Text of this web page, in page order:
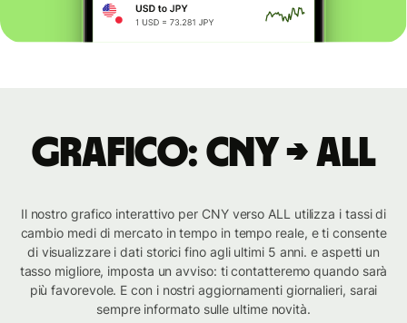
Grafico: CNY → ALL
Il nostro grafico interattivo per CNY verso ALL utilizza i tassi di
cambio medi di mercato in tempo in tempo reale, e ti consente
di visualizzare i dati storici fino agli ultimi 5 anni. e aspetti un
tasso migliore, imposta un avviso: ti contatteremo quando sarà
più favorevole. E con i nostri aggiornamenti giornalieri, sarai
sempre informato sulle ultime novità.